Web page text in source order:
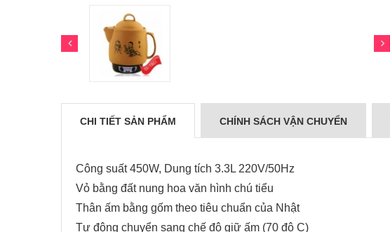
CHI TIẾT SẢN PHẨM CHÍNH SÁCH VẬN CHUYỂN
Công suất 450W, Dung tích 3.3L 220V/50Hz
Vỏ bằng đất nung hoa văn hình chú tiểu
Thân ấm bằng gốm theo tiêu chuẩn của Nhật
Tự động chuyển sang chế độ giữ ấm (70 độ C)